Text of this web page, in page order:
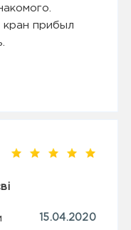
кран прибыл
15.04.2020